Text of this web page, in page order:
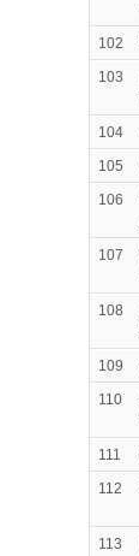
102
103
104
105
106
107
108
109
110
111
112
113